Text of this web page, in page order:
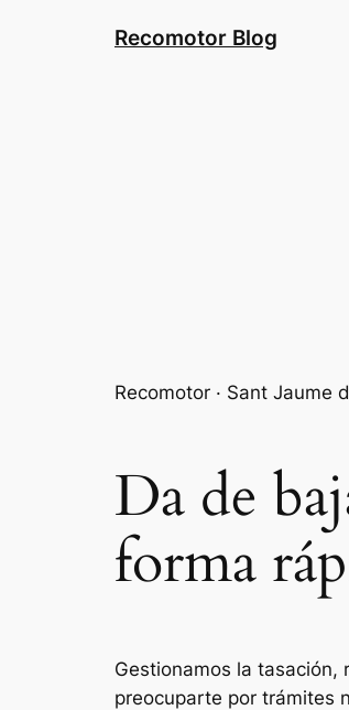
Recomotor Blog
Recomotor · Sant Jaume
Da de
forma
Gestionamos la tasación,
preocuparte por trámites